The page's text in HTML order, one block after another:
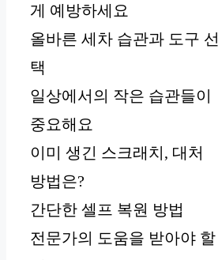
게 예방하세요
올바른 세차 습관과 도구 선
택
일상에서의 작은 습관들이
중요해요
이미 생긴 스크래치, 대처
방법은?
간단한 셀프 복원 방법
전문가의 도움을 받아야 할